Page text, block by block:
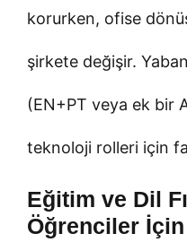
korurken, ofise
şirkete değişir.
(EN+PT veya ek bir
teknoloji rolleri için
Eğitim ve Dil
Öğrenciler İçin